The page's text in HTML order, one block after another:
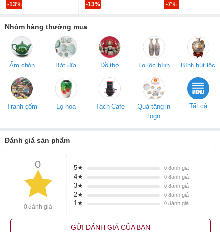
-13% -13% -7%
Nhóm hàng thường mua
Ấm chén Bát đĩa Đồ thờ Lọ lộc bình Bình hút lộc
Tranh gốm Lọ hoa Tách Cafe
Quà tặng in
logo
Tất cả
Đánh giá sản phẩm
0
0 đánh giá
5★ 0đánh giá
4★ 0đánh giá
3★ 0đánh giá
2★ 0đánh giá
1★ 0đánh giá
GỬI ĐÁNH GIÁ CỦA BẠN